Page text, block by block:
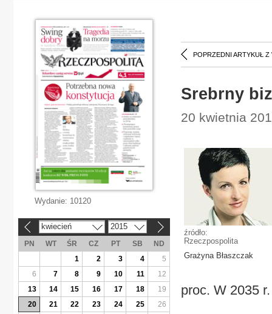
POPRZEDNI ARTYKUŁ Z
Srebrny
20 kwietnia
źródło:
Rzeczpospolita
Grażyna Błaszczak
proc. W 2035
Wydanie: 10120
kwiecień 2015
PN WT ŚR CZ PT SB
ND
1
2 3 4
5
6
7 8 9 10 11
12
13
14 15 16 17 18
19
20
21 22 23 24 25
26